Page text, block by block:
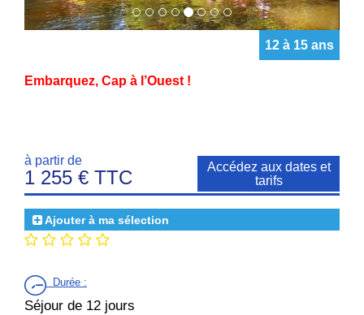
12 à 15 ans
Embarquez, Cap à l’Ouest !
à partir de
1 255 € TTC
Accédez aux dates et
tarifs
Ajouter à ma sélection
Durée :
Séjour de 12 jours